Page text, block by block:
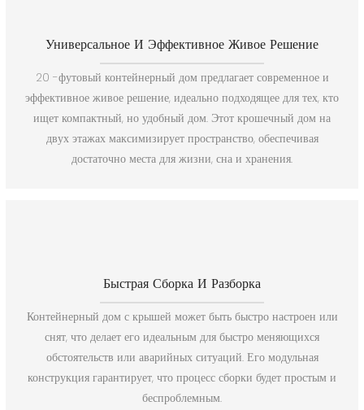
Универсальное И Эффективное Живое Решение
20 -футовый контейнерный дом предлагает современное и
эффективное живое решение, идеально подходящее для тех, кто
ищет компактный, но удобный дом. Этот крошечный дом на
двух этажах максимизирует пространство, обеспечивая
достаточно места для жизни, сна и хранения.
Быстрая Сборка И Разборка
Контейнерный дом с крышей может быть быстро настроен или
снят, что делает его идеальным для быстро меняющихся
обстоятельств или аварийных ситуаций. Его модульная
конструкция гарантирует, что процесс сборки будет простым и
беспроблемным.